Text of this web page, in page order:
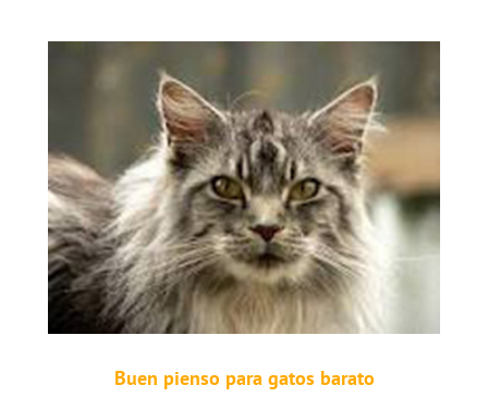
Buen pienso para gatos barato